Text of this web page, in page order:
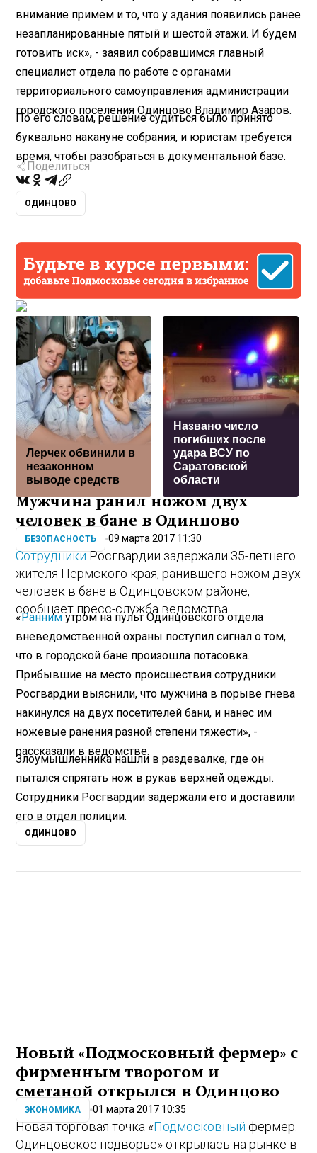
внимание примем и то, что у здания появились ранее
незапланированные пятый и шестой этажи. И будем
готовить иск», - заявил собравшимся главный
специалист отдела по работе с органами
территориального самоуправления администрации
городского поселения Одинцово Владимир Азаров.
По его словам, решение судиться было принято
буквально накануне собрания, и юристам требуется
время, чтобы разобраться в документальной базе.
Поделиться
ОДИНЦОВО
Лерчек обвинили в
незаконном
выводе средств
Названо число
погибших после
удара ВСУ по
Саратовской
области
Мужчина ранил ножом двух
человек в бане в Одинцово
БЕЗОПАСНОСТЬ 09 марта 2017 11:30
СотрудникиРосгвардии задержали 35-летнего
жителя Пермского края, ранившего ножом двух
человек в бане в Одинцовском районе,
сообщает пресс-служба ведомства.
«Раннимутром на пульт Одинцовского отдела
вневедомственной охраны поступил сигнал о том,
что в городской бане произошла потасовка.
Прибывшие на место происшествия сотрудники
Росгвардии выяснили, что мужчина в порыве гнева
накинулся на двух посетителей бани, и нанес им
ножевые ранения разной степени тяжести», -
рассказали в ведомстве.
Злоумышленника нашли в раздевалке, где он
пытался спрятать нож в рукав верхней одежды.
Сотрудники Росгвардии задержали его и доставили
его в отдел полиции.
ОДИНЦОВО
Новый «Подмосковный фермер» с
фирменным творогом и
сметаной открылся в Одинцово
ЭКОНОМИКА 01 марта 2017 10:35
Новая торговая точка «Подмосковный фермер.
Одинцовское подворье» открылась на рынке в